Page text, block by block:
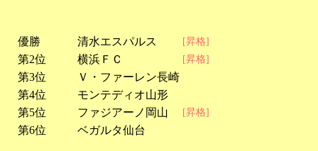
優勝 清水エスパルス [昇格]
第2位 横浜ＦＣ [昇格]
第3位
Ｖ・ファーレン長崎
第4位
モンテディオ山形
第5位
ファジアーノ岡山 [昇格]
第6位 ベガルタ仙台